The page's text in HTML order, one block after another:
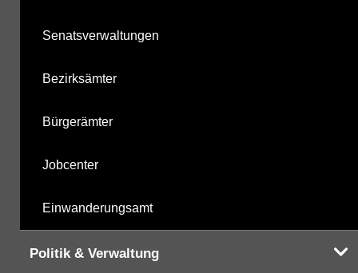
Senatsverwaltungen
Bezirksämter
Bürgerämter
Jobcenter
Einwanderungsamt
Politik & Verwaltung